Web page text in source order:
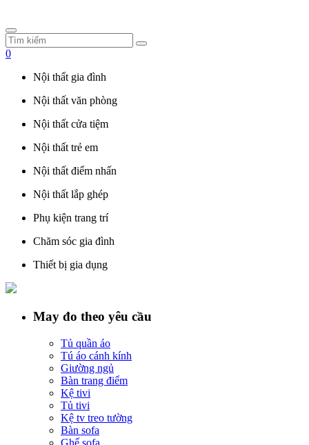
0
Nội thất gia đình
Nội thất văn phòng
Nội thất cửa tiệm
Nội thất trẻ em
Nội thất điểm nhấn
Nội thất lắp ghép
Phụ kiện trang trí
Chăm sóc gia đình
Thiết bị gia dụng
May đo theo yêu cầu
Tủ quần áo
Tú áo cánh kính
Giường ngủ
Bàn trang điểm
Kệ tivi
Tủ tivi
Kệ tv treo tường
Bàn sofa
Ghế sofa